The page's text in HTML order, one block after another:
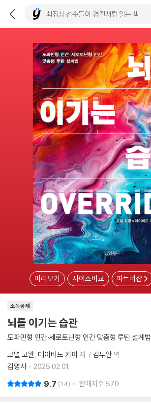
미리보기 사이즈비교 파트너샵
소득공제
뇌를 이기는 습관
도파민형 인간·세로토닌형 인간 맞춤형 루틴 설계법
코널 코완 데이비드 키퍼 저 김두완 역
김영사
2025.02.01.
9.7 14 판매지수 570